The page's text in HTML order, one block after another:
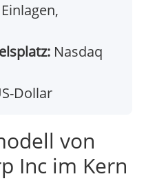
Nasdaq
Dollar
von
Inc im Kern